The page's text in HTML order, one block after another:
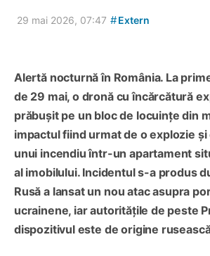
29 mai 2026, 07:47 #Extern
Alertă nocturnă în România. La
de 29 mai, o dronă cu încărcătură
prăbușit pe un bloc de locuințe din
impactul fiind urmat de o explozie
unui incendiu într-un apartament
al imobilului. Incidentul s-a produs
Rusă a lansat un nou atac asupra
ucrainene, iar autoritățile de peste
dispozitivul este de origine